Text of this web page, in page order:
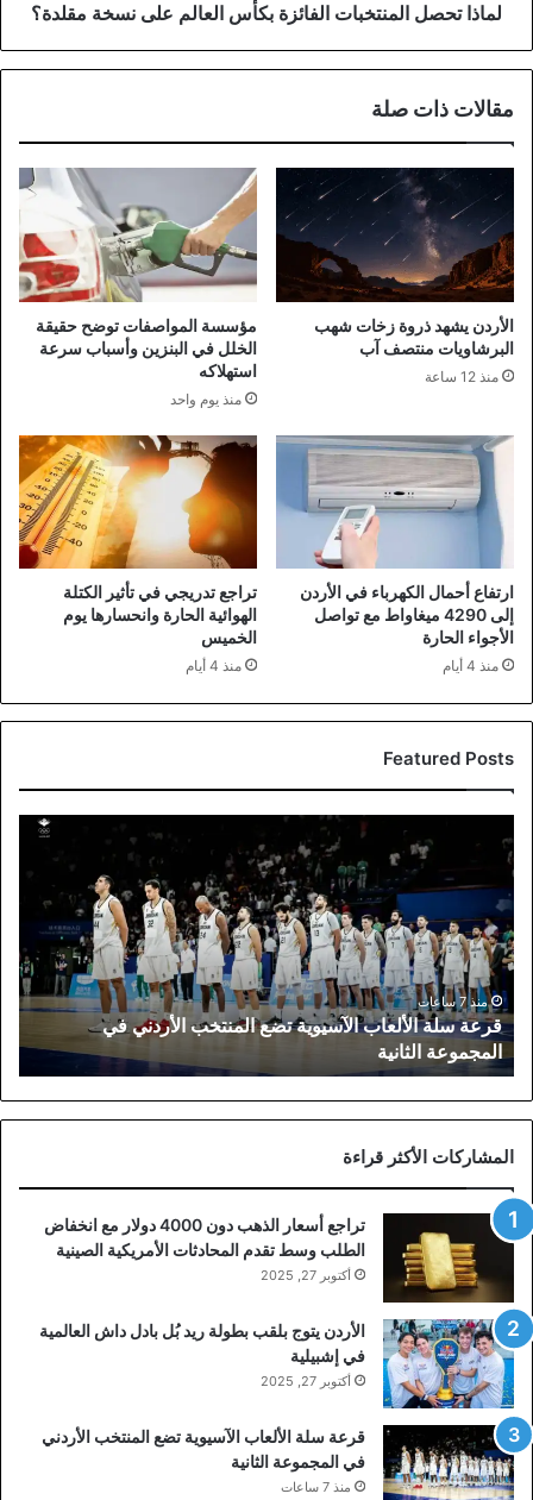
لماذا تحصل المنتخبات الفائزة بكأس العالم على نسخة مقلدة؟
مقالات ذات صلة
الأردن يشهد ذروة زخات شهب
البرشاويات منتصف آب
منذ 12 ساعة
مؤسسة المواصفات توضح حقيقة
الخلل في البنزين وأسباب سرعة
استهلاكه
منذ يوم واحد
ارتفاع أحمال الكهرباء في الأردن
إلى 4290 ميغاواط مع تواصل
الأجواء الحارة
منذ 4 أيام
تراجع تدريجي في تأثير الكتلة
الهوائية الحارة وانحسارها يوم
الخميس
منذ 4 أيام
Featured Posts
سلة
الألعاب
الآسيوية
تضع
المنتخب
الأردني
في
المجموعة
الثانية
منذ 7 ساعات
قرعة سلة الألعاب الآسيوية تضع المنتخب الأردني في
المجموعة الثانية
المشاركات الأكثر قراءة
تراجع أسعار الذهب دون 4000 دولار مع انخفاض
الطلب وسط تقدم المحادثات الأمريكية الصينية
أكتوبر 27, 2025
الأردن يتوج بلقب بطولة ريد بُل بادل داش العالمية
في إشبيلية
أكتوبر 27, 2025
قرعة سلة الألعاب الآسيوية تضع المنتخب الأردني
في المجموعة الثانية
منذ 7 ساعات